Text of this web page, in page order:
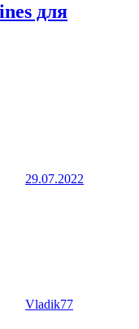
для
29.07.2022
Vladik77